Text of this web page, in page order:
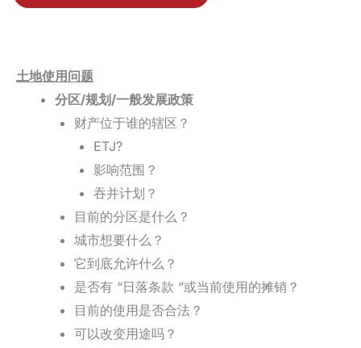
土地使用问题
分区/规划/一般发展政策
财产位于谁的辖区？
ETJ?
影响范围？
吞并计划？
目前的分区是什么？
城市想要什么？
它到底允许什么？
是否有 “日落条款 “或当前使用的摊销？
目前的使用是否合法？
可以改变用途吗？